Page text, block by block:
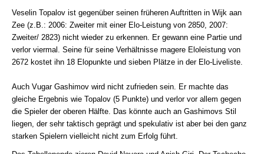
Veselin Topalov ist gegenüber seinen früheren Auftritten in Wijk aan
Zee (z.B.: 2006: Zweiter mit einer Elo-Leistung von 2850, 2007:
Zweiter/ 2823) nicht wieder zu erkennen. Er gewann eine Partie und
verlor viermal. Seine für seine Verhältnisse magere Eloleistung von
2672 kostet ihn 18 Elopunkte und sieben Plätze in der Elo-Liveliste.
Auch Vugar Gashimov wird nicht zufrieden sein. Er machte das
gleiche Ergebnis wie Topalov (5 Punkte) und verlor vor allem gegen
die Spieler der oberen Hälfte. Das könnte auch an Gashimovs Stil
liegen, der sehr taktisch geprägt und spekulativ ist aber bei den ganz
starken Spielern vielleicht nicht zum Erfolg führt.